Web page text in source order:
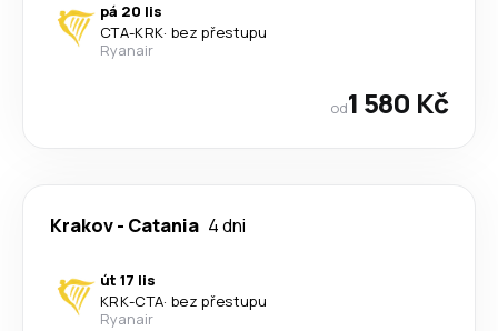
pá 20 lis
CTA-KRK· bez přestupu
Ryanair
od1 580 Kč
Krakov- Catania 4 dni
út 17 lis
KRK-CTA· bez přestupu
Ryanair